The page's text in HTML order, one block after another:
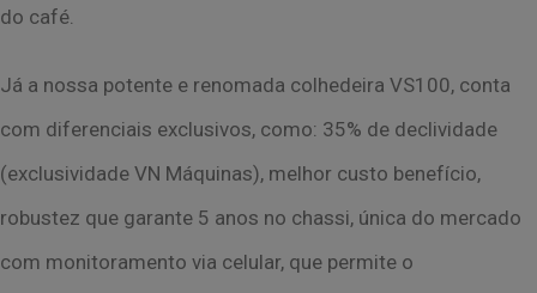
do café.
Já a nossa potente e renomada colhedeira VS100, conta
com diferenciais exclusivos, como: 35% de declividade
(exclusividade VN Máquinas), melhor custo benefício,
robustez que garante 5 anos no chassi, única do mercado
com monitoramento via celular, que permite o